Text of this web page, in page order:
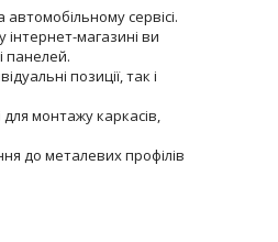
сервісі.
інтернет-магазині ви
панелей.
позиції, так і
монтажу каркасів,
до металевих профілів